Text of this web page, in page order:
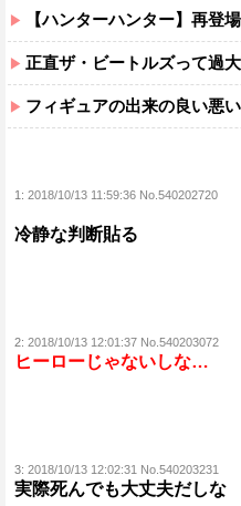
【ハンターハンター】再登
正直ザ・ビートルズって過
フィギュアの出来の良い悪
1: 2018/10/13 11:59:36 No.540202720
冷静な判断貼る
2: 2018/10/13 12:01:37 No.540203072
ヒーローじゃないしな…
3: 2018/10/13 12:02:31 No.540203231
実際死んでも大丈夫だしな